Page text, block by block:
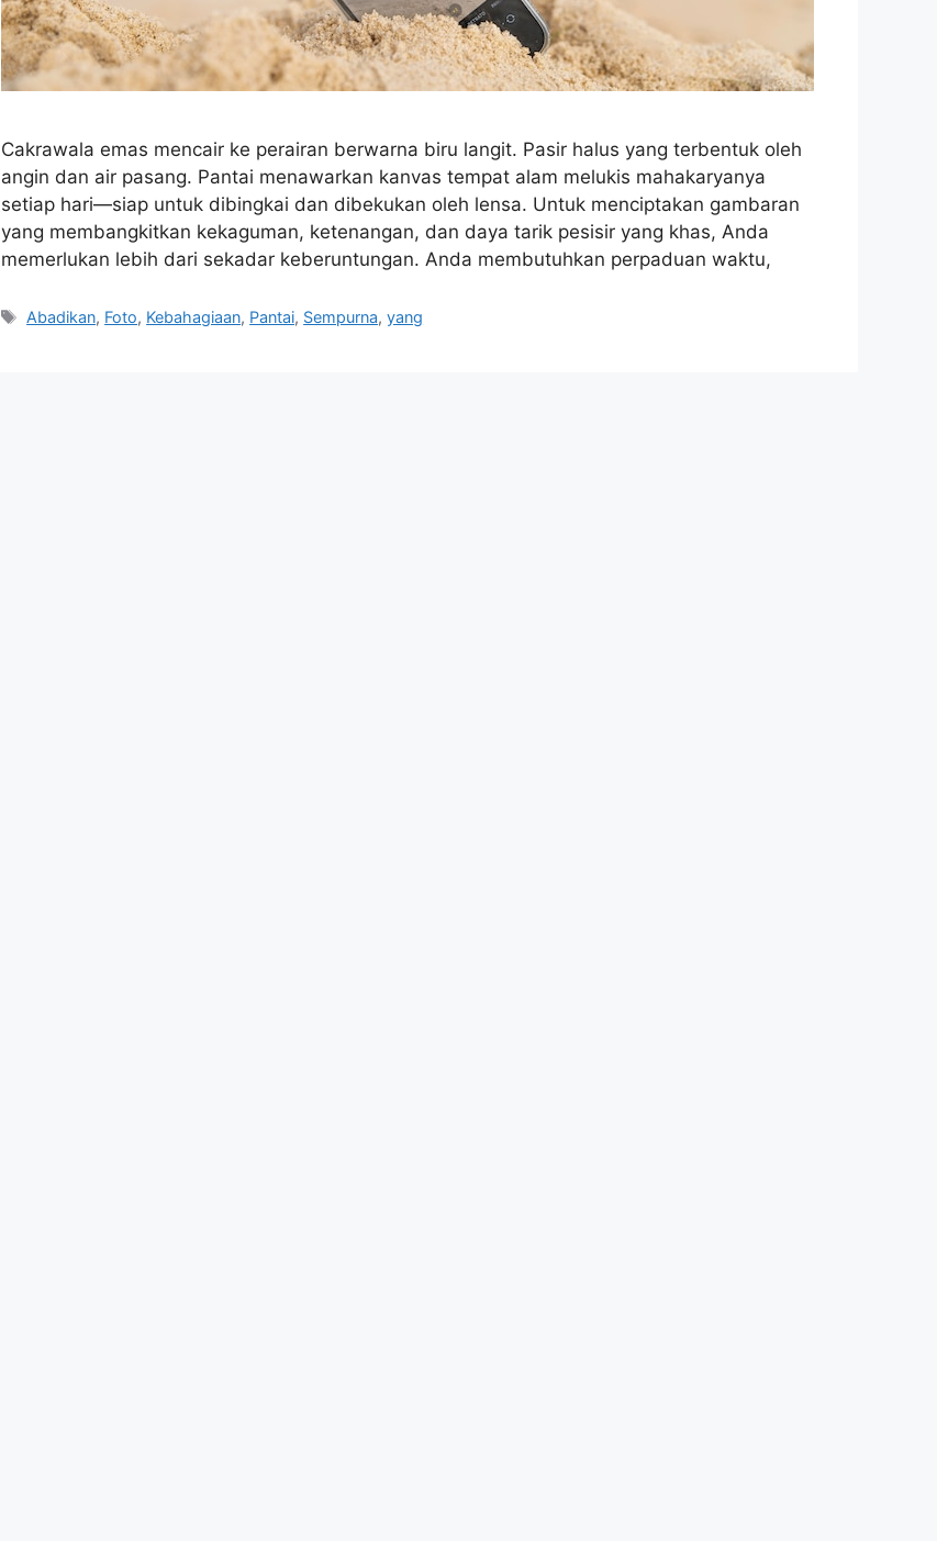
Cakrawala emas mencair ke perairan berwarna biru langit. Pasir halus yang terbentuk oleh
angin dan air pasang. Pantai menawarkan kanvas tempat alam melukis mahakaryanya
setiap hari—siap untuk dibingkai dan dibekukan oleh lensa. Untuk menciptakan gambaran
yang membangkitkan kekaguman, ketenangan, dan daya tarik pesisir yang khas, Anda
memerlukan lebih dari sekadar keberuntungan. Anda membutuhkan perpaduan waktu,
Tags
Abadikan, Foto, Kebahagiaan, Pantai, Sempurna,yang